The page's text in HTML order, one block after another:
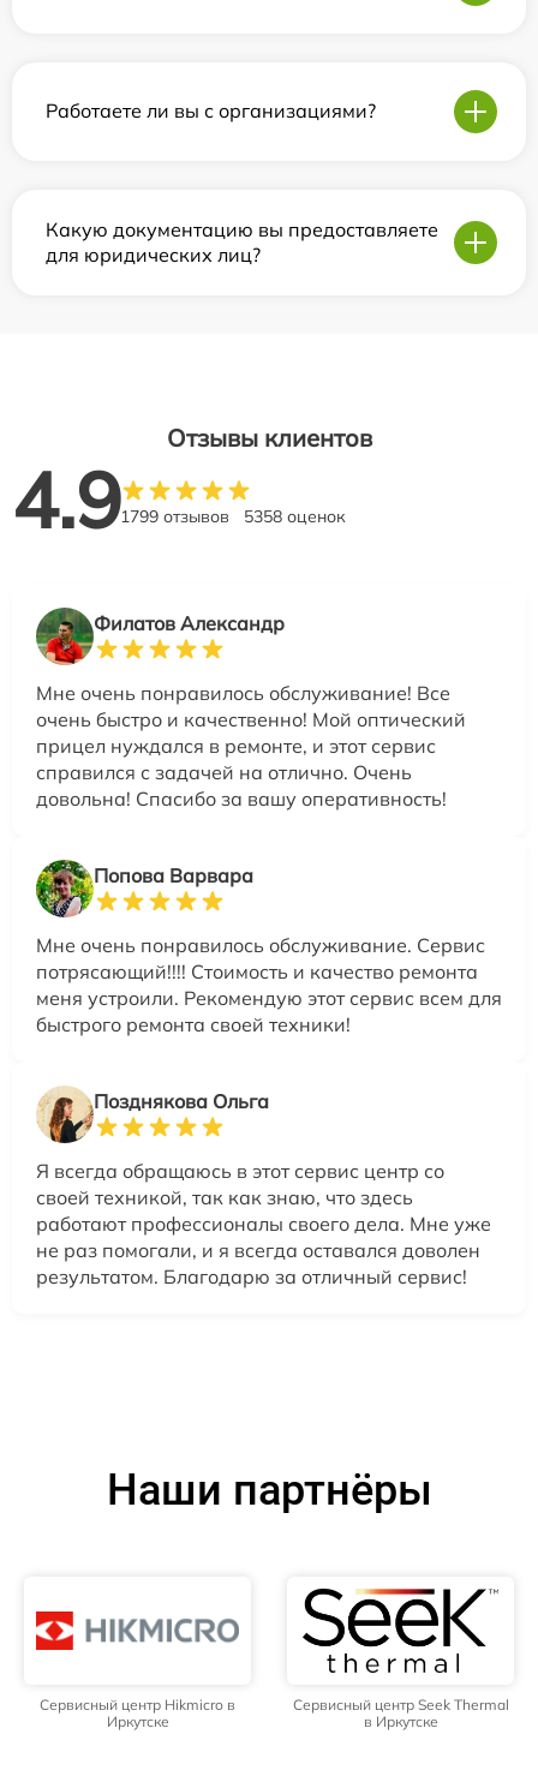
Работаете ли вы с организациями?
Какую документацию вы предоставляете
для юридических лиц?
Отзывы клиентов
4.91799 отзывов 5358 оценок
Филатов Александр
Мне очень понравилось обслуживание! Все
очень быстро и качественно! Мой оптический
прицел нуждался в ремонте, и этот сервис
справился с задачей на отлично. Очень
довольна! Спасибо за вашу оперативность!
Попова Варвара
Мне очень понравилось обслуживание. Сервис
потрясающий!!!! Стоимость и качество ремонта
меня устроили. Рекомендую этот сервис всем для
быстрого ремонта своей техники!
Позднякова Ольга
Я всегда обращаюсь в этот сервис центр со
своей техникой, так как знаю, что здесь
работают профессионалы своего дела. Мне уже
не раз помогали, и я всегда оставался доволен
результатом. Благодарю за отличный сервис!
Наши партнёры
Сервисный центр Hikmicro в
Иркутске
Сервисный центр Seek Thermal
в Иркутске